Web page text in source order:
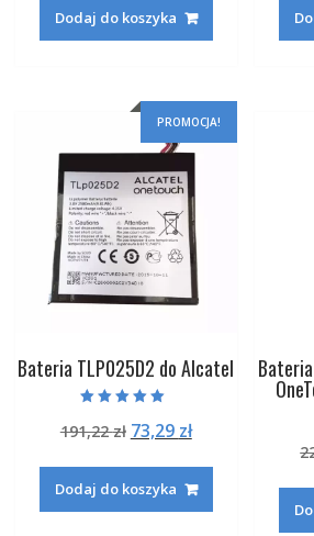
wynosiła:
160,42 zł.62,29 zł.
Dodaj do koszyka
PROMOCJA!
Bateria TLP025D2 do Alcatel
5.00
na 5
191,22zł Pierwotna
wynosiła:
191,22 zł.
73,29 złAktualna
73,29 zł.
Dodaj do koszyka